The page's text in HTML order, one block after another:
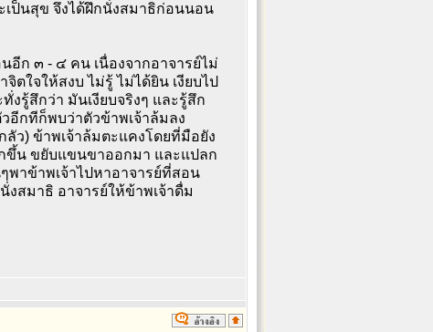
เป็นสุข จึงได้ฝึกนั่งสมาธิก่อนนอน
อีก ๓ - ๔ คน เนื่องจากอาจารย์ไม่
ตใจให้สงบ ไม่รู้ ไม่ได้ยิน เงียบไป
งรู้สึกว่า มันเงียบจริงๆ และรู้สึก
อีกทีก็พบว่าตัวข้าพเจ้าล้มลง
ว) ข้าพเจ้าล้มตะแคงโดยที่มือยัง
ขึ้น ขยับแขนขาออกมา และแปลก
พาข้าพเจ้าไปหาอาจารย์ที่สอน
งสมาธิ อาจารย์ให้ข้าพเจ้าดื่ม